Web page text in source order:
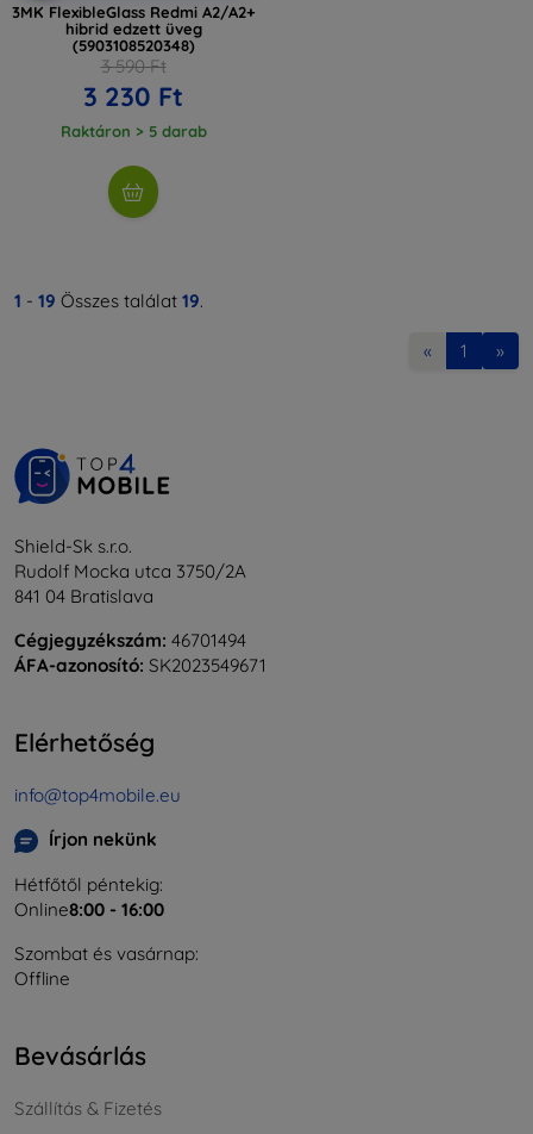
3MK FlexibleGlass Redmi A2/A2+
hibrid edzett üveg
(5903108520348)
3 590 Ft
3 230 Ft
Raktáron > 5 darab
1 - 19 Összes találat 19.
« 1 »
Shield-Sk s.r.o.
Rudolf Mocka utca 3750/2A
841 04 Bratislava
Cégjegyzékszám: 46701494
ÁFA-azonosító: SK2023549671
Elérhetőség
info@top4mobile.eu
Írjon nekünk
Hétfőtől péntekig:
Online8:00 - 16:00
Szombat és vasárnap:
Offline
Bevásárlás
Szállítás & Fizetés